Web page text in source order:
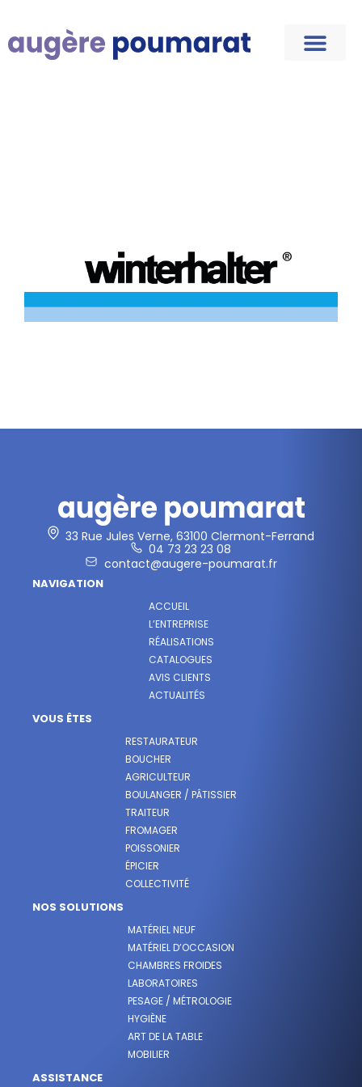
33 Rue Jules Verne, 63100 Clermont-Ferrand
04 73 23 23 08
contact@augere-poumarat.fr
NAVIGATION
ACCUEIL
L’ENTREPRISE
RÉALISATIONS
CATALOGUES
AVIS CLIENTS
ACTUALITÉS
VOUS ÊTES
RESTAURATEUR
BOUCHER
AGRICULTEUR
BOULANGER / PÂTISSIER
TRAITEUR
FROMAGER
POISSONIER
ÉPICIER
COLLECTIVITÉ
NOS SOLUTIONS
MATÉRIEL NEUF
MATÉRIEL D’OCCASION
CHAMBRES FROIDES
LABORATOIRES
PESAGE / MÉTROLOGIE
HYGIÈNE
ART DE LA TABLE
MOBILIER
ASSISTANCE